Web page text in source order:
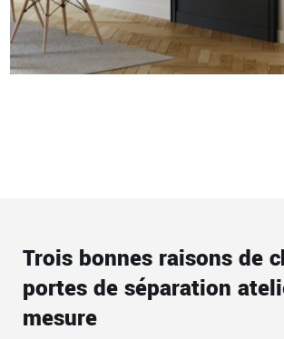
Trois bonnes raisons de
portes de séparation
mesure